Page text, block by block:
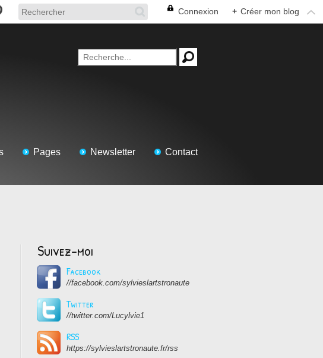
Connexion + Créer mon blog
Pages Newsletter Contact
Suivez-moi
Facebook
//facebook.com/sylvieslartstronaute
Twitter
//twitter.com/Lucylvie1
RSS
https://sylvieslartstronaute.fr/rss